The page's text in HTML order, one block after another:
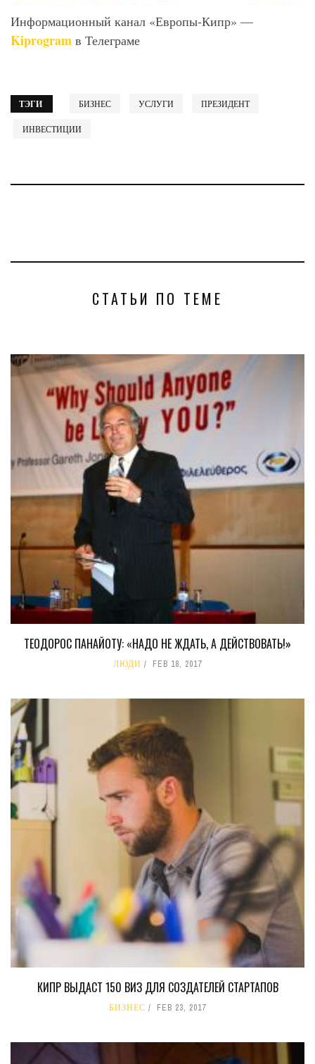
Информационный канал «Европы-Кипр» —
Kiprogram в Телеграме
ТЭГИ БИЗНЕС УСЛУГИ ПРЕЗИДЕНТ
ИНВЕСТИЦИИ
СТАТЬИ ПО ТЕМЕ
ТЕОДОРОС ПАНАЙОТУ: «НАДО НЕ ЖДАТЬ, А ДЕЙСТВОВАТЬ!»
ЛЮДИ FEB 18, 2017
КИПР ВЫДАСТ 150 ВИЗ ДЛЯ СОЗДАТЕЛЕЙ СТАРТАПОВ
БИЗНЕС FEB 23, 2017